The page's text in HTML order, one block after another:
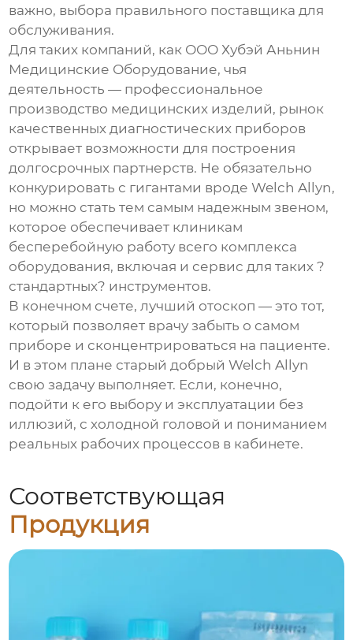
важно, выбора правильного поставщика для
обслуживания.
Для таких компаний, как ООО Хубэй Аньнин
Медицинские Оборудование, чья
деятельность — профессиональное
производство медицинских изделий, рынок
качественных диагностических приборов
открывает возможности для построения
долгосрочных партнерств. Не обязательно
конкурировать с гигантами вроде Welch Allyn,
но можно стать тем самым надежным звеном,
которое обеспечивает клиникам
бесперебойную работу всего комплекса
оборудования, включая и сервис для таких ?
стандартных? инструментов.
В конечном счете, лучший отоскоп — это тот,
который позволяет врачу забыть о самом
приборе и сконцентрироваться на пациенте.
И в этом плане старый добрый Welch Allyn
свою задачу выполняет. Если, конечно,
подойти к его выбору и эксплуатации без
иллюзий, с холодной головой и пониманием
реальных рабочих процессов в кабинете.
Соответствующая
Продукция